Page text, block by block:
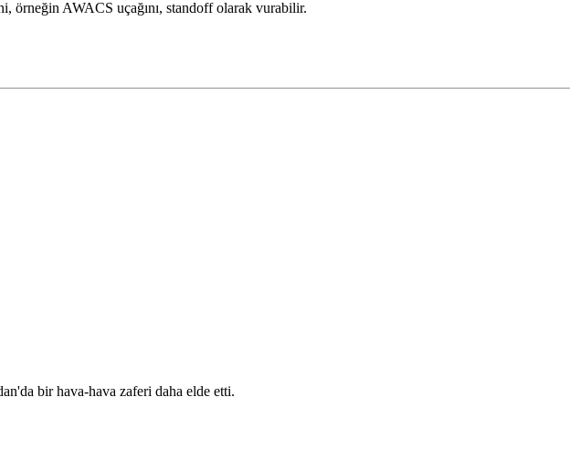
örneğin AWACS uçağını, standoff olarak vurabilir.
bir hava-hava zaferi daha elde etti.